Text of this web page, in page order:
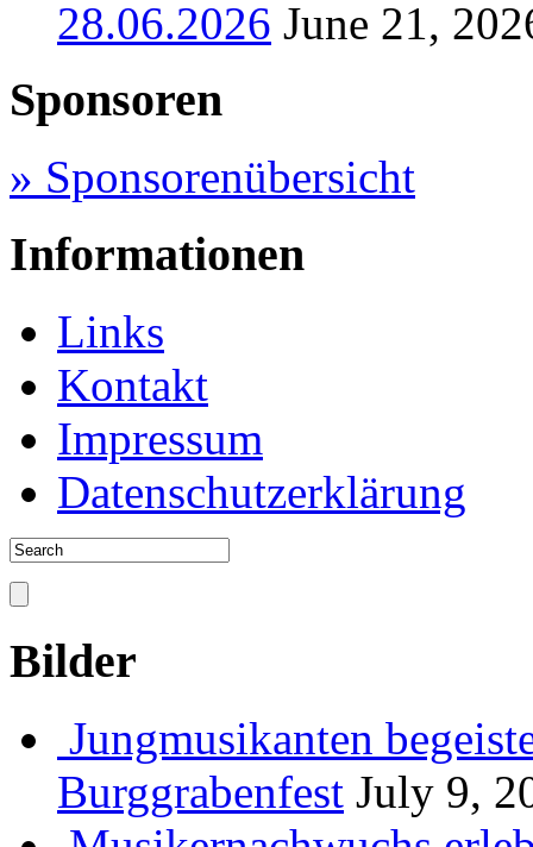
28.06.2026 June 21,
Sponsoren
» Sponsorenübersicht
Informationen
Links
Kontakt
Impressum
Datenschutzerklärung
Bilder
Jungmusikanten
Burggrabenfest July 9,